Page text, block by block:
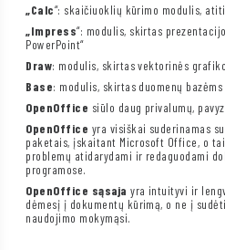
„Calc“: skaičiuoklių kūrimo modulis,
„Impress“: modulis, skirtas
PowerPoint“
Draw: modulis, skirtas vektorinės
Base: modulis, skirtas duomenų
OpenOffice siūlo daug privalumų,
OpenOffice yra visiškai suderinamas
paketais, įskaitant Microsoft Office, o
problemų atidarydami ir redaguodami
programose.
OpenOffice sąsaja yra intuityvi ir
dėmesį į dokumentų kūrimą, o ne į
naudojimo mokymąsi.